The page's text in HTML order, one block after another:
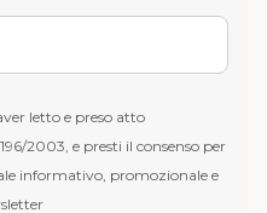
letto e preso atto
2003, e presti il consenso per
informativo, promozionale e